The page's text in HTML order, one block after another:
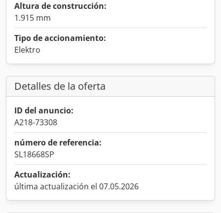
Altura de construcción:
1.915 mm
Tipo de accionamiento:
Elektro
Detalles de la oferta
ID del anuncio:
A218-73308
número de referencia:
SL18668SP
Actualización:
última actualización el 07.05.2026